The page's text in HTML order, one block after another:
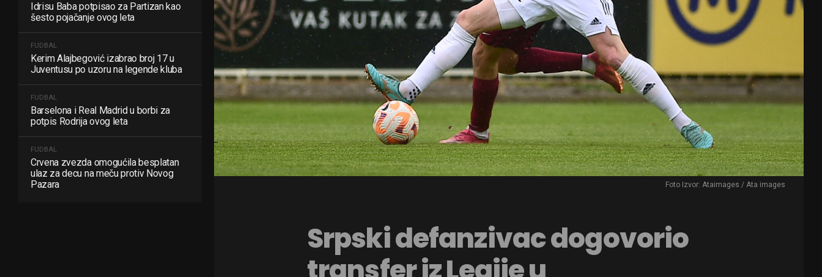
Idrisu Baba potpisao za Partizan kao
šesto pojačanje ovog leta
FUDBAL
Kerim Alajbegović izabrao broj 17 u
Juventusu po uzoru na legende kluba
FUDBAL
Barselona i Real Madrid u borbi za
potpis Rodrija ovog leta
FUDBAL
Crvena zvezda omogućila besplatan
ulaz za decu na meču protiv Novog
Pazara
Foto Izvor: Ataimages / Ata images
Srpski defanzivac dogovorio